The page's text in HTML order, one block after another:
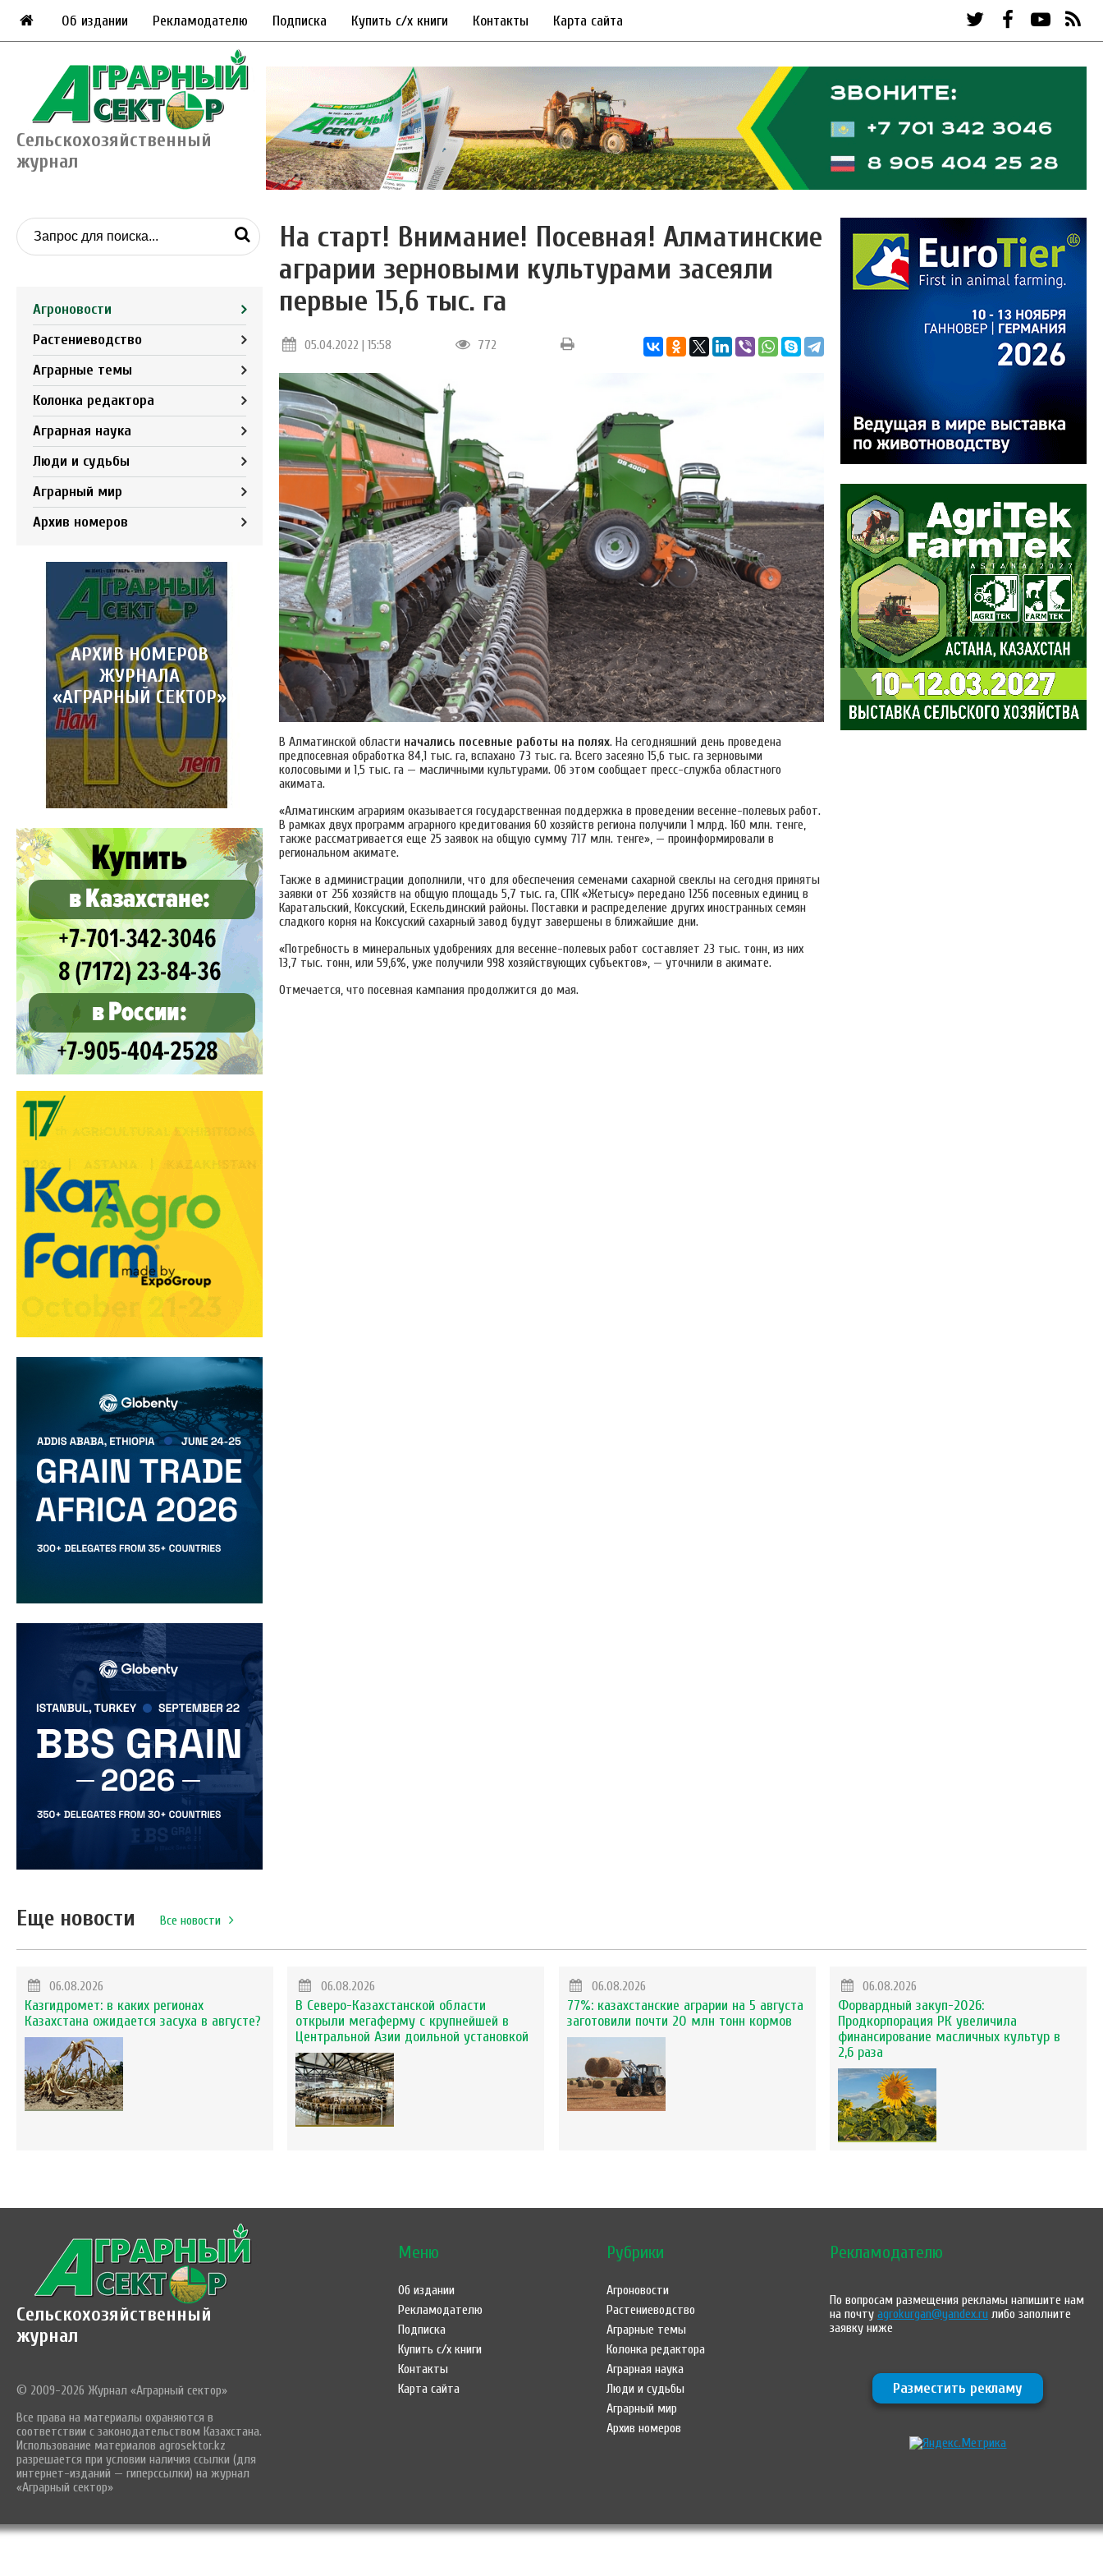
Об издании Рекламодателю Подписка Купить с/х книги Контакты Карта сайта
Сельскохозяйственный
журнал
Агроновости
Растениеводство
Аграрные темы
Колонка редактора
Аграрная наука
Люди и судьбы
Аграрный мир
Архив номеров
АРХИВ НОМЕРОВ
ЖУРНАЛА
«АГРАРНЫЙ СЕКТОР»
На старт! Внимание! Посевная! Алматинские
аграрии зерновыми культурами засеяли
первые 15,6 тыс. га
05.04.2022 | 15:58 772
В Алматинской области начались посевные работы на полях. На сегодняшний день проведена
предпосевная обработка 84,1 тыс. га, вспахано 73 тыс. га. Всего засеяно 15,6 тыс. га зерновыми
колосовыми и 1,5 тыс. га — масличными культурами. Об этом сообщает пресс-служба областного
акимата.
«Алматинским аграриям оказывается государственная поддержка в проведении весенне-полевых работ.
В рамках двух программ аграрного кредитования 60 хозяйств региона получили 1 млрд. 160 млн. тенге,
также рассматривается еще 25 заявок на общую сумму 717 млн. тенге», — проинформировали в
региональном акимате.
Также в администрации дополнили, что для обеспечения семенами сахарной свеклы на сегодня приняты
заявки от 256 хозяйств на общую площадь 5,7 тыс. га, СПК «Жетысу» передано 1256 посевных единиц в
Каратальский, Коксуский, Ескельдинский районы. Поставки и распределение других иностранных семян
сладкого корня на Коксуский сахарный завод будут завершены в ближайшие дни.
«Потребность в минеральных удобрениях для весенне-полевых работ составляет 23 тыс. тонн, из них
13,7 тыс. тонн, или 59,6%, уже получили 998 хозяйствующих субъектов», — уточнили в акимате.
Отмечается, что посевная кампания продолжится до мая.
Еще новости Все новости
06.08.2026
Казгидромет: в каких регионах
Казахстана ожидается засуха в августе?
06.08.2026
В Северо-Казахстанской области
открыли мегаферму с крупнейшей в
Центральной Азии доильной установкой
06.08.2026
77%: казахстанские аграрии на 5 августа
заготовили почти 20 млн тонн кормов
06.08.2026
Форвардный закуп-2026:
Продкорпорация РК увеличила
финансирование масличных культур в
2,6 раза
Сельскохозяйственный
журнал
© 2009-2026 Журнал «Аграрный сектор»
Все права на материалы охраняются в
соответствии с законодательством Казахстана.
Использование материалов agrosektor.kz
разрешается при условии наличия ссылки (для
интернет-изданий — гиперссылки) на журнал
«Аграрный сектор»
Меню
Об издании
Рекламодателю
Подписка
Купить с/х книги
Контакты
Карта сайта
Рубрики
Агроновости
Растениеводство
Аграрные темы
Колонка редактора
Аграрная наука
Люди и судьбы
Аграрный мир
Архив номеров
Рекламодателю
По вопросам размещения рекламы напишите нам
на почтуagrokurgan@yandex.ru либо заполните
заявку ниже
Разместить рекламу